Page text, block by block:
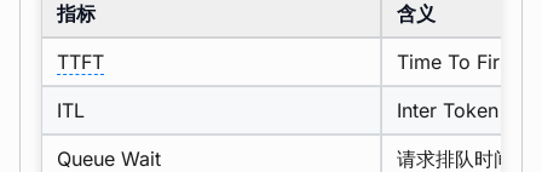
指标
含义
TTFT
Time To First
ITL
Inter Token
Queue Wait
请求排队时间